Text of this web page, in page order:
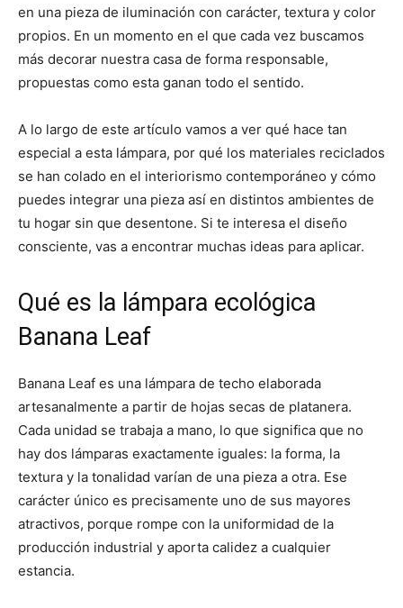
en una pieza de iluminación con carácter, textura y color
propios. En un momento en el que cada vez buscamos
más decorar nuestra casa de forma responsable,
propuestas como esta ganan todo el sentido.
A lo largo de este artículo vamos a ver qué hace tan
especial a esta lámpara, por qué los materiales reciclados
se han colado en el interiorismo contemporáneo y cómo
puedes integrar una pieza así en distintos ambientes de
tu hogar sin que desentone. Si te interesa el diseño
consciente, vas a encontrar muchas ideas para aplicar.
Qué es la lámpara ecológica
Banana Leaf
Banana Leaf es una lámpara de techo elaborada
artesanalmente a partir de hojas secas de platanera.
Cada unidad se trabaja a mano, lo que significa que no
hay dos lámparas exactamente iguales: la forma, la
textura y la tonalidad varían de una pieza a otra. Ese
carácter único es precisamente uno de sus mayores
atractivos, porque rompe con la uniformidad de la
producción industrial y aporta calidez a cualquier
estancia.